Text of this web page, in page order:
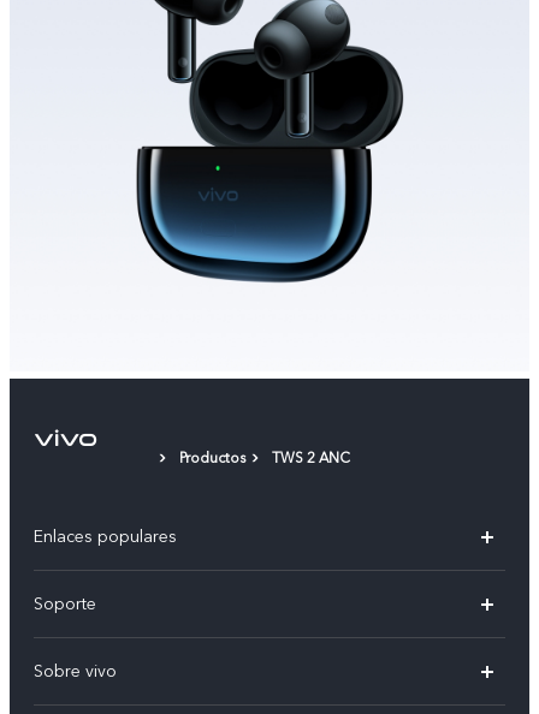
Productos TWS 2 ANC
Enlaces populares
V70
V70 FE
Soporte
Centro de servicio
Sobre vivo